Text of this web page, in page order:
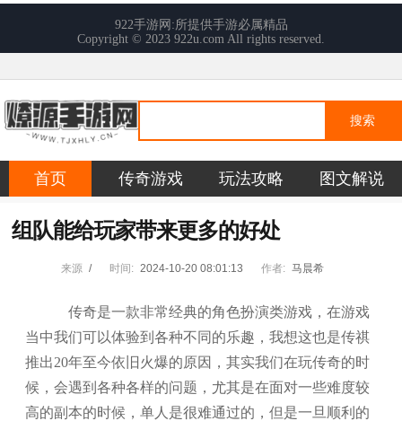
搜索
首页 传奇游戏 玩法攻略 图文解说
组队能给玩家带来更多的好处
来源 / 时间: 2024-10-20 08:01:13 作者: 马晨希
传奇是一款非常经典的角色扮演类游戏，在游戏
当中我们可以体验到各种不同的乐趣，我想这也是传祺
推出20年至今依旧火爆的原因，其实我们在玩传奇的时
候，会遇到各种各样的问题，尤其是在面对一些难度较
高的副本的时候，单人是很难通过的，但是一旦顺利的